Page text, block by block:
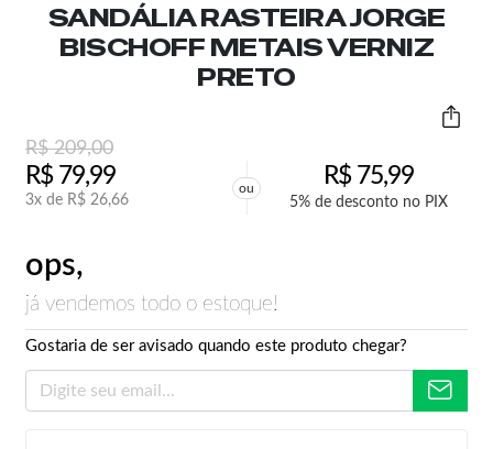
SANDÁLIA RASTEIRA JORGE
BISCHOFF METAIS VERNIZ
PRETO
R$209,00
R$79,99
3x de R$ 26,66
ou R$75,99
5% de desconto no PIX
ops,
já vendemos todo o estoque!
Gostaria de ser avisado quando este produto chegar?